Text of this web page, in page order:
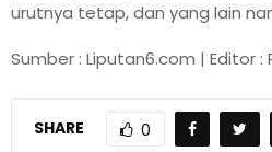
urutnya tetap, dan yang lain
Sumber : Liputan6.com | Editor :
SHARE 0